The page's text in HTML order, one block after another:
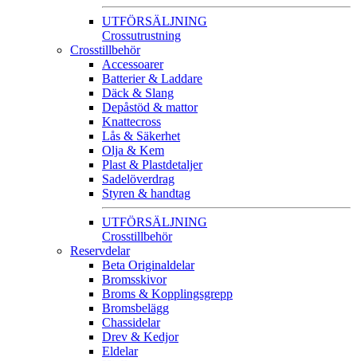
UTFÖRSÄLJNING
Crossutrustning
Crosstillbehör
Accessoarer
Batterier & Laddare
Däck & Slang
Depåstöd & mattor
Knattecross
Lås & Säkerhet
Olja & Kem
Plast & Plastdetaljer
Sadelöverdrag
Styren & handtag
UTFÖRSÄLJNING
Crosstillbehör
Reservdelar
Beta Originaldelar
Bromsskivor
Broms & Kopplingsgrepp
Bromsbelägg
Chassidelar
Drev & Kedjor
Eldelar